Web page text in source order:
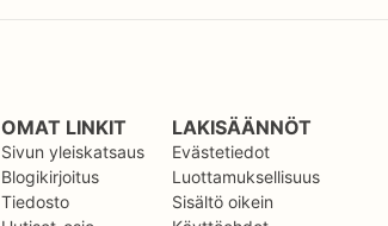
OMAT LINKIT
Sivun yleiskatsaus
Blogikirjoitus
Tiedosto
LAKISÄÄNNÖT
Evästetiedot
Luottamuksellisuus
Sisältö oikein